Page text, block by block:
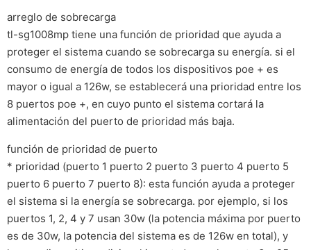
arreglo de sobrecarga
tl-sg1008mp tiene una función de prioridad que ayuda a
proteger el sistema cuando se sobrecarga su energía. si el
consumo de energía de todos los dispositivos poe + es
mayor o igual a 126w, se establecerá una prioridad entre los
8 puertos poe +, en cuyo punto el sistema cortará la
alimentación del puerto de prioridad más baja.
función de prioridad de puerto
* prioridad (puerto 1 puerto 2 puerto 3 puerto 4 puerto 5
puerto 6 puerto 7 puerto 8): esta función ayuda a proteger
el sistema si la energía se sobrecarga. por ejemplo, si los
puertos 1, 2, 4 y 7 usan 30w (la potencia máxima por puerto
es de 30w, la potencia del sistema es de 126w en total), y